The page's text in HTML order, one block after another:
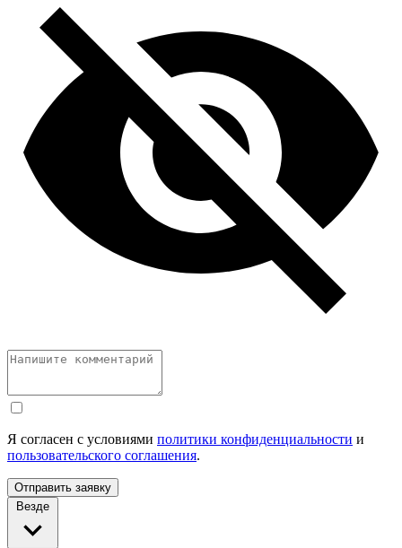
Я согласен с условиями политики конфиденциальности и
пользовательского соглашения.
Отправить заявку
Везде